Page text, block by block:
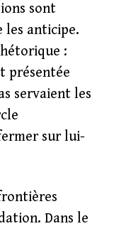
sont
les anticipe.
:
présentée
servaient les
sur lui-
Dans le